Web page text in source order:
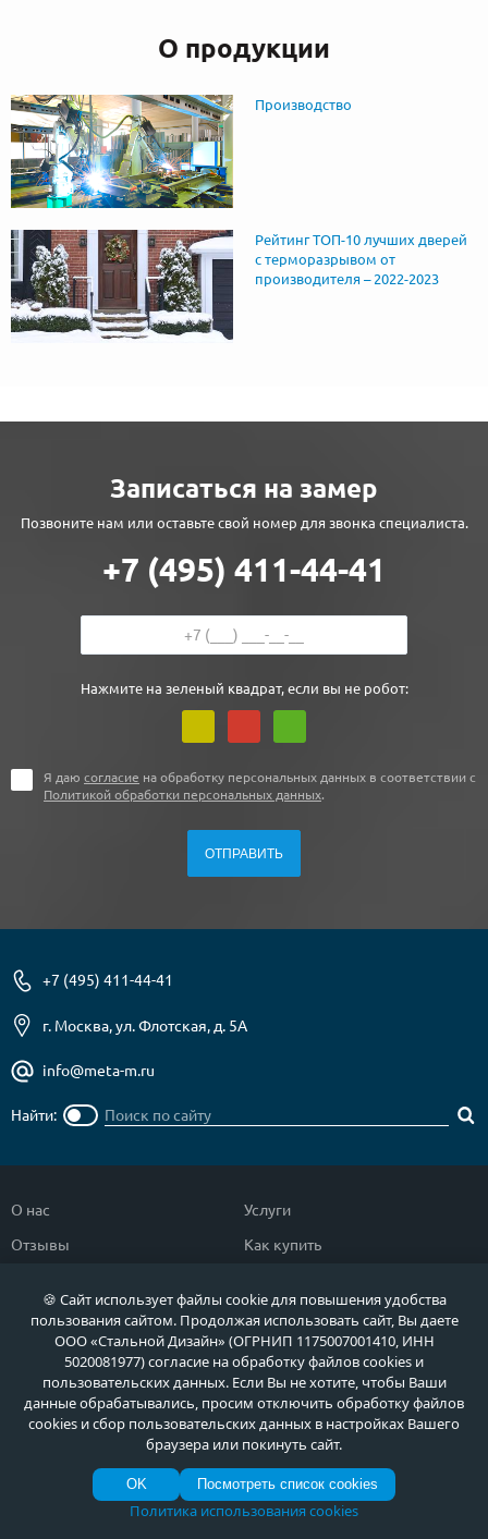
О продукции
Производство
Рейтинг ТОП-10 лучших дверей
с терморазрывом от
производителя – 2022-2023
Записаться на замер
Позвоните нам или оставьте свой номер для звонка специалиста.
+7 (495) 411-44-41
Нажмите на зеленый квадрат, если вы не робот:
Я даю согласие на обработку персональных данных в соответствии с
Политикой обработки персональных данных.
+7 (495) 411-44-41
г. Москва, ул. Флотская, д. 5А
info@meta-m.ru
Найти:
О нас
Отзывы
Новости
Контакты
Услуги
Как купить
Фото продукции
Гарантии и возврат
Каталог дверей
Популярные двери
Быстрый подбор двери
Двери в дом
Парадные двери
Двери в квартиру
Тамбурные двери
🍪 Сайт использует файлы cookie для повышения удобства
пользования сайтом. Продолжая использовать сайт, Вы даете
ООО «Стальной Дизайн» (ОГРНИП 1175007001410, ИНН
5020081977) согласие на обработку файлов cookies и
пользовательских данных. Если Вы не хотите, чтобы Ваши
данные обрабатывались, просим отключить обработку файлов
cookies и сбор пользовательских данных в настройках Вашего
браузера или покинуть сайт.
OK Посмотреть список cookies
Политика использования cookies